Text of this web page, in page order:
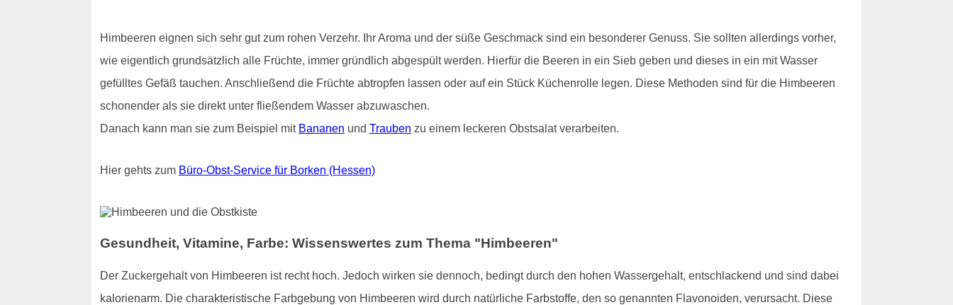
Himbeeren eignen sich sehr gut zum rohen Verzehr. Ihr Aroma und der süße Geschmack sind ein besonderer Genuss. Sie sollten allerdings vorher,
wie eigentlich grundsätzlich alle Früchte, immer gründlich abgespült werden. Hierfür die Beeren in ein Sieb geben und dieses in ein mit Wasser
gefülltes Gefäß tauchen. Anschließend die Früchte abtropfen lassen oder auf ein Stück Küchenrolle legen. Diese Methoden sind für die Himbeeren
schonender als sie direkt unter fließendem Wasser abzuwaschen.
Danach kann man sie zum Beispiel mit Bananen und Trauben zu einem leckeren Obstsalat verarbeiten.
Hier gehts zum Büro-Obst-Service für Borken (Hessen)
Gesundheit, Vitamine, Farbe: Wissenswertes zum Thema "Himbeeren"
Der Zuckergehalt von Himbeeren ist recht hoch. Jedoch wirken sie dennoch, bedingt durch den hohen Wassergehalt, entschlackend und sind dabei
kalorienarm. Die charakteristische Farbgebung von Himbeeren wird durch natürliche Farbstoffe, den so genannten Flavonoiden, verursacht. Diese